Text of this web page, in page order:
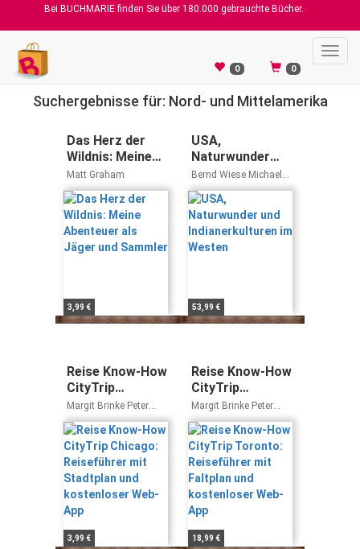
Bei BUCHMARIE finden Sie über 180.000 gebrauchte Bücher.
0 0
Suchergebnisse für: Nord- und Mittelamerika
Das Herz der
Wildnis: Meine
Abenteuer als
Jäger und
Sammler
Matt Graham
3,99 €
USA,
Naturwunder
und
Indianerkulturen
im Westen
Bernd Wiese Michael
Pecha
53,99 €
Reise Know-How
CityTrip
Chicago:
Reiseführer mit
Stadtplan und
kostenloser
Web-App
Margit Brinke Peter
Kränzle
3,99 €
Reise Know-How
CityTrip
Toronto:
Reiseführer mit
Faltplan und
kostenloser
Web-App
Margit Brinke Peter
Kränzle
18,99 €